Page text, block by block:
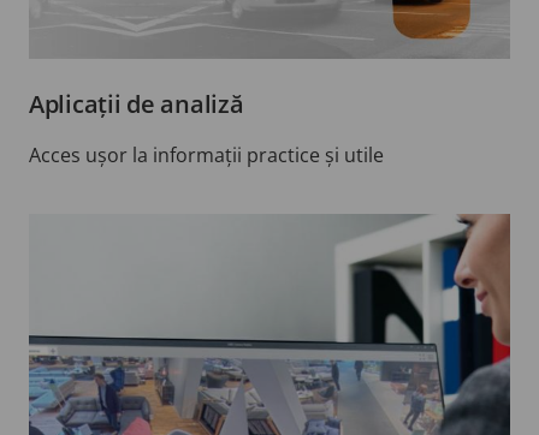
Aplicații de analiză
Acces ușor la informații practice și utile